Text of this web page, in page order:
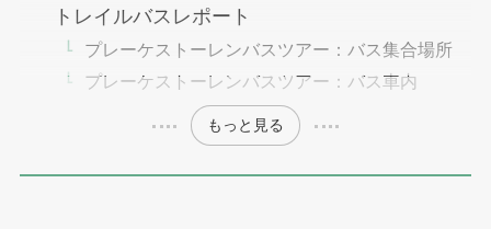
トレイルバスレポート
プレーケストーレンバスツアー：バス集合場所
プレーケストーレンバスツアー：バス車内
もっと見る